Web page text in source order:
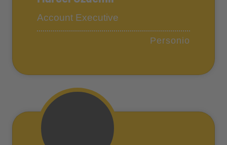
Account Executive
Personio